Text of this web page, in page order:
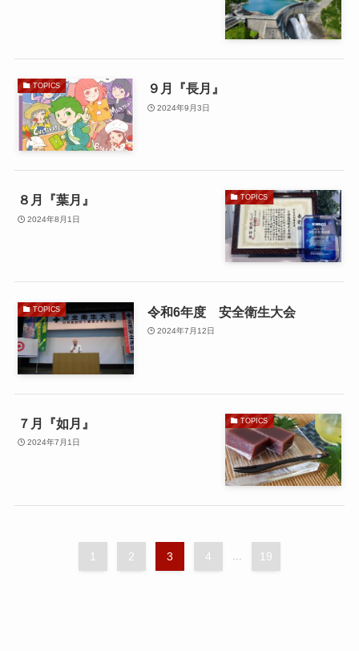
TOPICS ９月『長月』
2024年9月3日
TOPICS
８月『葉月』
2024年8月1日
TOPICS 令和6年度 安全衛生大会
2024年7月12日
TOPICS
７月『如月』
2024年7月1日
1 2 3 4 ... 19